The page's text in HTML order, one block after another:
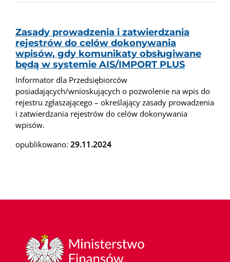
Zasady prowadzenia i zatwierdzania
rejestrów do celów dokonywania
wpisów, gdy komunikaty obsługiwane
będą w systemie AIS/IMPORT PLUS
Informator dla Przedsiębiorców
posiadających/wnioskujących o pozwolenie na wpis do
rejestru zgłaszającego – określający zasady prowadzenia
i zatwierdzania rejestrów do celów dokonywania
wpisów.
opublikowano: 29.11.2024